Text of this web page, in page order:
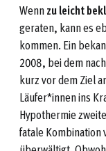
Wennzu leicht
geraten, kann es
kommen. Ein
2008, bei dem
kurz vor dem Ziel
Läufer*innen ins
Hypothermie
fatale Kombination